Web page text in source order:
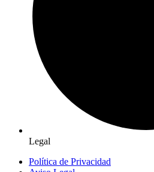
Legal
Política de Privacidad